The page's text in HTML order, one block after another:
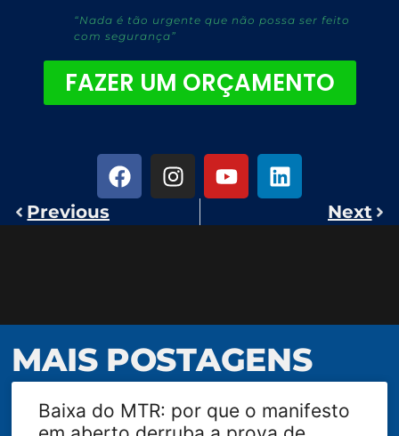
“Nada é tão urgente que não possa ser feito
com segurança”
FAZER UM ORÇAMENTO
Previous Next
MAIS POSTAGENS
Baixa do MTR: por que o manifesto